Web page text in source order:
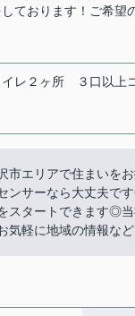
ております！ご希
イレ２ヶ所 ３口以上
エリアで住まいを
ンサーなら大丈夫で
スタートできます◎
軽に地域の情報な